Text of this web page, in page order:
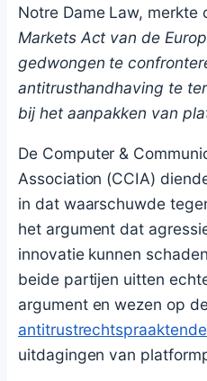
Notre Dame Law, merkte
Markets Act van de
gedwongen te
antitrusthandhaving te
bij het aanpakken van
De Computer &
Association (CCIA)
in dat waarschuwde
het argument dat
innovatie kunnen
beide partijen uitten
argument en wezen op
uitdagingen van